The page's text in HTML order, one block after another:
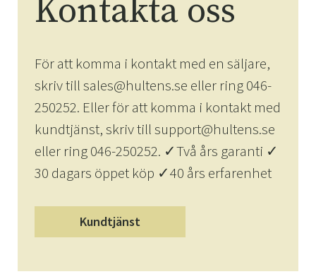
Kontakta oss
För att komma i kontakt med en säljare,
skriv till sales@hultens.se eller ring 046-
250252. Eller för att komma i kontakt med
kundtjänst, skriv till support@hultens.se
eller ring 046-250252. ✓Två års garanti ✓
30 dagars öppet köp ✓40 års erfarenhet
Kundtjänst